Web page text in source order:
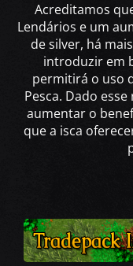
Acreditamos
Lendários e um
de silver, há
introduzir em
permitirá o uso
Pesca. Dado
aumentar o
que a isca